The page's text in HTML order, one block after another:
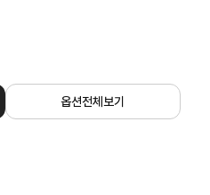
옵션전체보기